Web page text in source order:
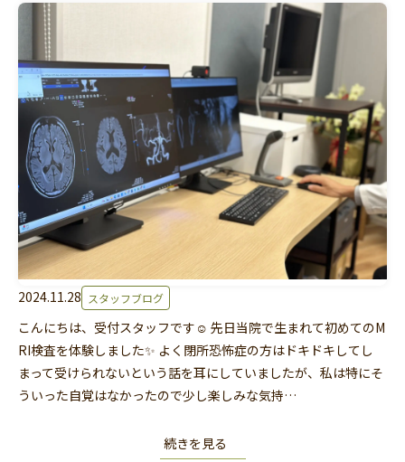
2024.11.28 スタッフブログ
こんにちは、受付スタッフです☺ 先日当院で生まれて初めてのM
RI検査を体験しました✨ よく閉所恐怖症の方はドキドキしてし
まって受けられないという話を耳にしていましたが、私は特にそ
ういった自覚はなかったので少し楽しみな気持…
続きを見る